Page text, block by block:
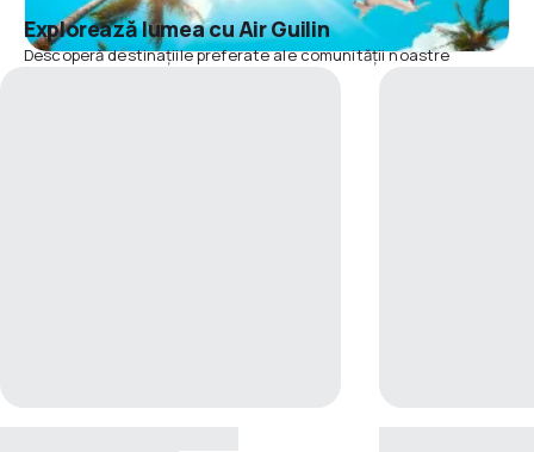
Explorează lumea cu Air Guilin
Descoperă destinațiile preferate ale comunității noastre